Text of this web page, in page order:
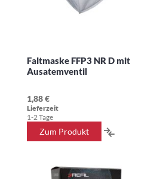
Faltmaske FFP3 NR D mit
Ausatemventil
1,88 €
Lieferzeit
1-2 Tage
Zum Produkt